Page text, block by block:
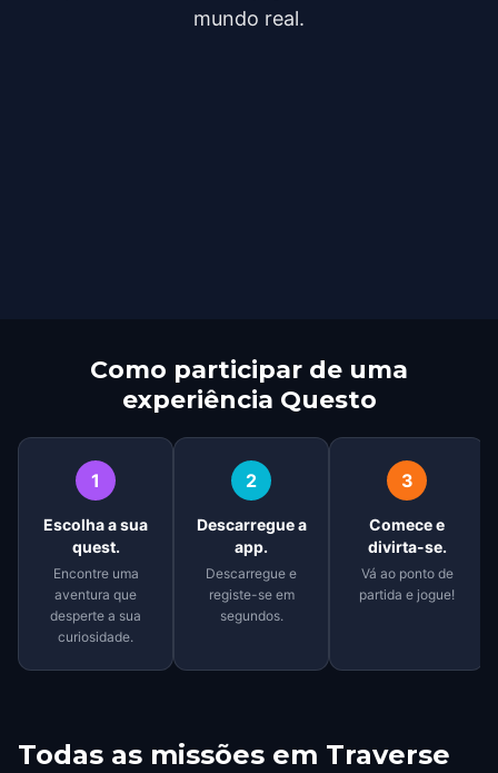
mundo real.
Como participar de uma
experiência Questo
1
Escolha a sua
quest.
Encontre uma
aventura que
desperte a sua
curiosidade.
2
Descarregue a
app.
Descarregue e
registe-se em
segundos.
3
Comece e
divirta-se.
Vá ao ponto de
partida e jogue!
Todas as missões em Traverse